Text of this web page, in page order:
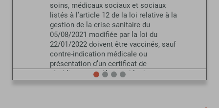
soins, médicaux sociaux et sociaux
listés à l’article 12 de la loi relative à la
gestion de la crise sanitaire du
05/08/2021 modifiée par la loi du
22/01/2022 doivent être vaccinés, sauf
contre-indication médicale ou
présentation d’un certificat de
rétablissement. L’ensemble des
informations relatives à cette obligation